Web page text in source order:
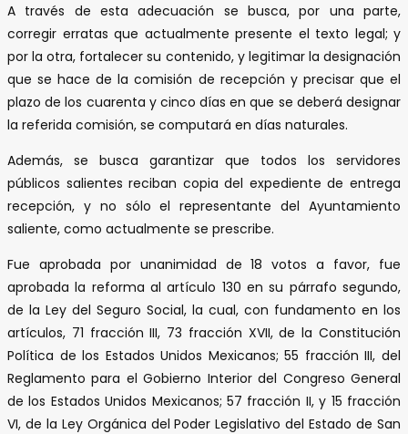
A través de esta adecuación se busca, por una parte,
corregir erratas que actualmente presente el texto legal; y
por la otra, fortalecer su contenido, y legitimar la designación
que se hace de la comisión de recepción y precisar que el
plazo de los cuarenta y cinco días en que se deberá designar
la referida comisión, se computará en días naturales.
Además, se busca garantizar que todos los servidores
públicos salientes reciban copia del expediente de entrega
recepción, y no sólo el representante del Ayuntamiento
saliente, como actualmente se prescribe.
Fue aprobada por unanimidad de 18 votos a favor, fue
aprobada la reforma al artículo 130 en su párrafo segundo,
de la Ley del Seguro Social, la cual, con fundamento en los
artículos, 71 fracción III, 73 fracción XVII, de la Constitución
Política de los Estados Unidos Mexicanos; 55 fracción III, del
Reglamento para el Gobierno Interior del Congreso General
de los Estados Unidos Mexicanos; 57 fracción II, y 15 fracción
VI, de la Ley Orgánica del Poder Legislativo del Estado de San